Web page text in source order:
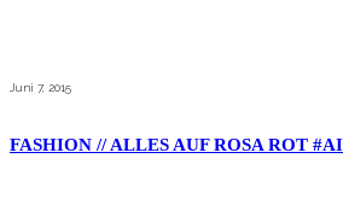
Juni 7, 2015
FASHION // ALLES AUF ROSA ROT